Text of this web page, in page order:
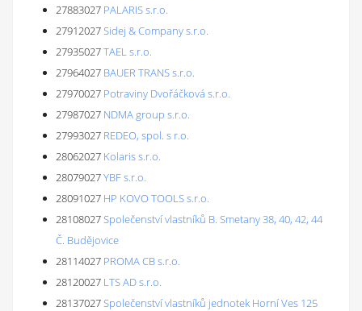
27883027 PALARIS s.r.o.
27912027Sidej & Company s.r.o.
27935027TAEL s.r.o.
27964027 BAUER TRANS s.r.o.
27970027 Potraviny Dvořáčková s.r.o.
27987027 NDMA group s.r.o.
27993027 REDEO, spol. s r.o.
28062027 Kolaris s.r.o.
28079027YBF s.r.o.
28091027 HP KOVO TOOLS s.r.o.
28108027Společenství vlastníků B. Smetany 38, 40, 42, 44
Č. Budějovice
28114027 PROMA CB s.r.o.
28120027 LTS AD s.r.o.
28137027Společenství vlastníků jednotek Horní Ves 125